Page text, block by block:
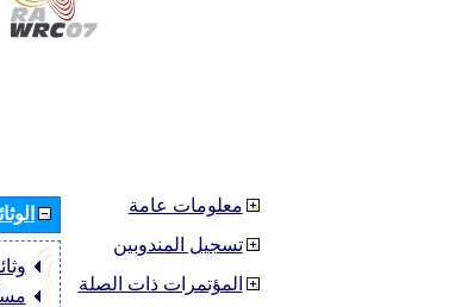
معلومات عامة
تسجيل المندوبين
المؤتمرات ذات الصلة